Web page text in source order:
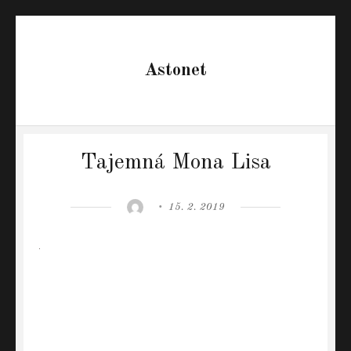
Astonet
Tajemná Mona Lisa
AuthorPosted
15. 2. 2019